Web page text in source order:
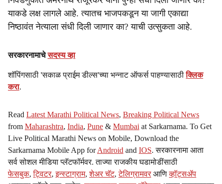
याकडे लक्ष लागले आहे. त्यातच भाजपकडून या जागी एकाद्या
निष्ठावंत नेत्याला संधी दिली जाणार का? याची उत्सुकता आहे.
सरकारनामाचेसदस्य व्हा
शॉपिंगसाठी 'सकाळ प्राईम डील्स'च्या भन्नाट ऑफर्स पाहण्यासाठीक्लिक
करा.
Read Latest Marathi Political News, Breaking Political News
from Maharashtra, India, Pune & Mumbai at Sarkarnama. To Get
Live Political Marathi News on Mobile, Download the
Sarkarnama Mobile App forAndroid and IOS. सरकारनामा आता
सर्व सोशल मीडिया प्लॅटफॉर्मवर. ताज्या राजकीय घडामोडींसाठी
फेसबुक,ट्विटर,इन्स्टाग्राम,शेअर चॅट,टेलिग्रामवर आणिव्हॉट्सॲप